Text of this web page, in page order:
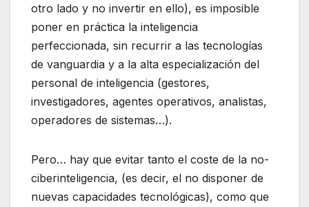
otro lado y no invertir en ello), es imposible
poner en práctica la inteligencia
perfeccionada, sin recurrir a las tecnologías
de vanguardia y a la alta especialización del
personal de inteligencia (gestores,
investigadores, agentes operativos, analistas,
operadores de sistemas…).
Pero… hay que evitar tanto el coste de la no-
ciberinteligencia, (es decir, el no disponer de
nuevas capacidades tecnológicas), como que